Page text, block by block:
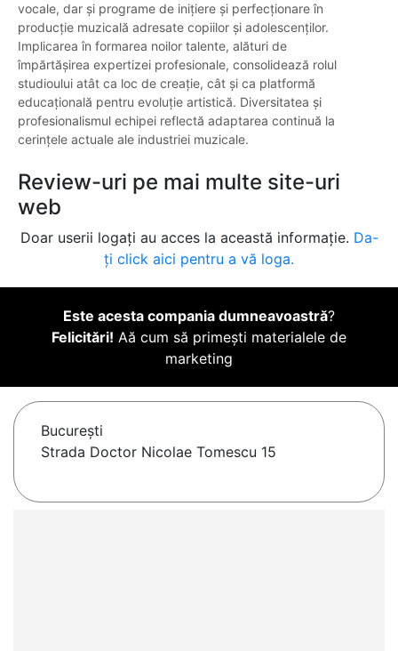
vocale, dar și programe de inițiere și perfecționare în
producție muzicală adresate copiilor și adolescenților.
Implicarea în formarea noilor talente, alături de
împărtășirea expertizei profesionale, consolidează rolul
studioului atât ca loc de creație, cât și ca platformă
educațională pentru evoluție artistică. Diversitatea și
profesionalismul echipei reflectă adaptarea continuă la
cerințele actuale ale industriei muzicale.
Review-uri pe mai multe site-uri
web
Doar userii logați au acces la această informație. Da-
ți click aici pentru a vă loga.
Este acesta compania dumneavoastră?
Felicitări! Aă cum să primești materialele de
marketing
Bucureşti
Strada Doctor Nicolae Tomescu 15